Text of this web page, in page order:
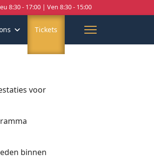
8:30 - 17:00 | Ven 8:30 - 15:00
Tickets
voor
binnen